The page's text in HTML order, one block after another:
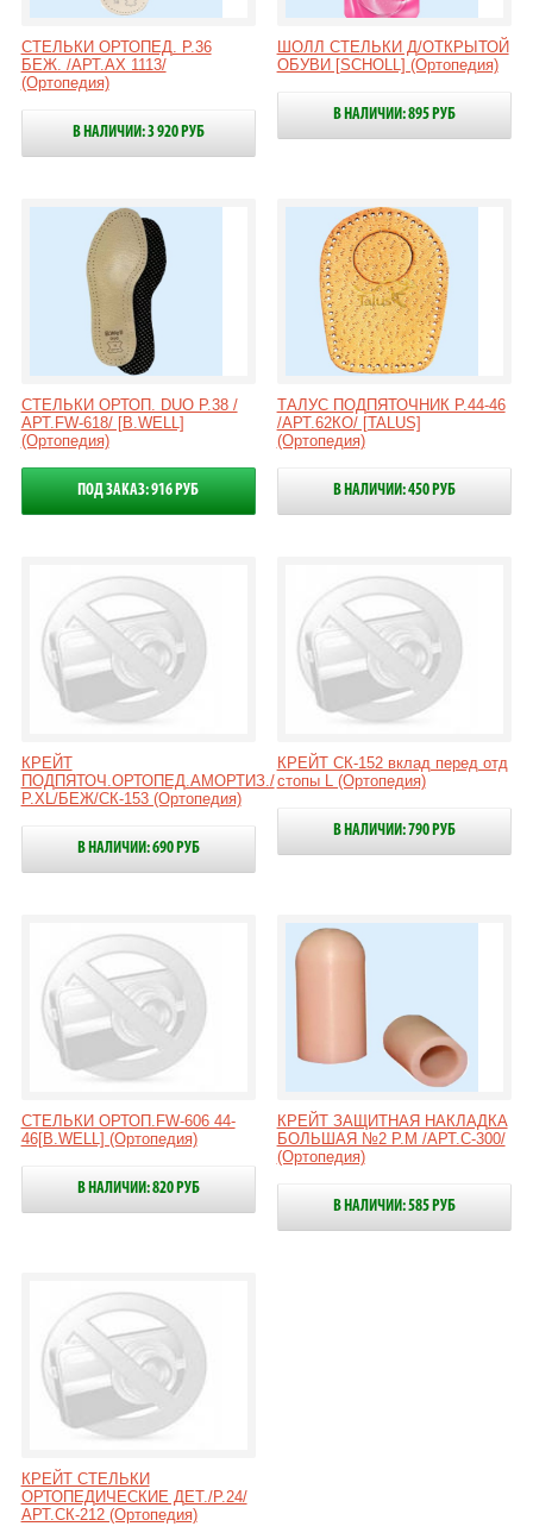
СТЕЛЬКИ ОРТОПЕД. Р.36
БЕЖ. /АРТ.АХ 1113/
(Ортопедия)
В НАЛИЧИИ: 3 920 РУБ
ШОЛЛ СТЕЛЬКИ Д/ОТКРЫТОЙ
ОБУВИ [SCHOLL] (Ортопедия)
В НАЛИЧИИ: 895 РУБ
СТЕЛЬКИ ОРТОП. DUO Р.38 /
АРТ.FW-618/ [B.WELL]
(Ортопедия)
ПОД ЗАКАЗ: 916 РУБ
ТАЛУС ПОДПЯТОЧНИК Р.44-46
/АРТ.62КО/ [TALUS]
(Ортопедия)
В НАЛИЧИИ: 450 РУБ
КРЕЙТ
ПОДПЯТОЧ.ОРТОПЕД.АМОРТИЗ./
Р.XL/БЕЖ/СК-153 (Ортопедия)
В НАЛИЧИИ: 690 РУБ
КРЕЙТ СК-152 вклад перед отд
стопы L (Ортопедия)
В НАЛИЧИИ: 790 РУБ
СТЕЛЬКИ ОРТОП.FW-606 44-
46[B.WELL] (Ортопедия)
В НАЛИЧИИ: 820 РУБ
КРЕЙТ ЗАЩИТНАЯ НАКЛАДКА
БОЛЬШАЯ №2 Р.M /АРТ.С-300/
(Ортопедия)
В НАЛИЧИИ: 585 РУБ
КРЕЙТ СТЕЛЬКИ
ОРТОПЕДИЧЕСКИЕ ДЕТ./Р.24/
АРТ.СК-212 (Ортопедия)